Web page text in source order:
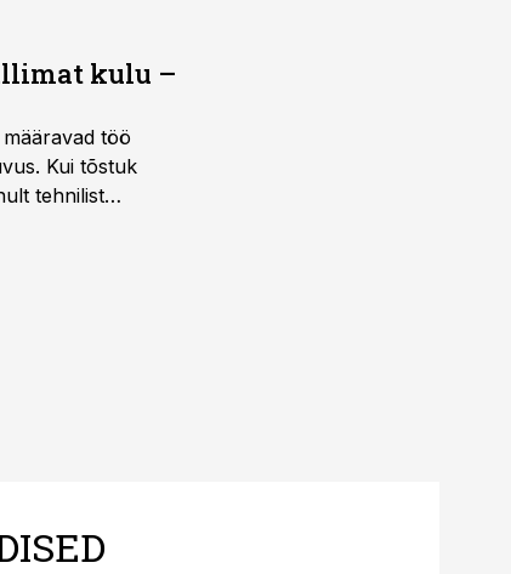
kulu –
töö
Kui tõstuk
tehnilist